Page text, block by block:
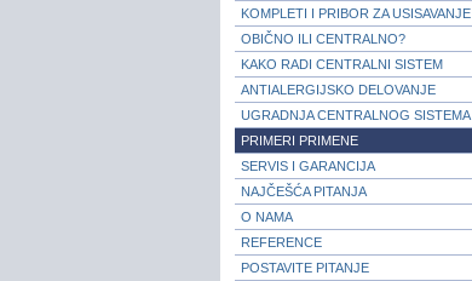
KOMPLETI I PRIBOR ZA USISAVANJE
OBIČNO ILI CENTRALNO?
KAKO RADI CENTRALNI SISTEM
ANTIALERGIJSKO DELOVANJE
UGRADNJA CENTRALNOG SISTEMA
PRIMERI PRIMENE
SERVIS I GARANCIJA
NAJČEŠĆA PITANJA
O NAMA
REFERENCE
POSTAVITE PITANJE